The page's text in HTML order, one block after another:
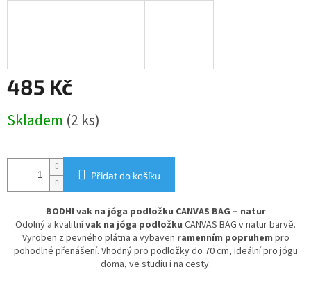
485 Kč
cena:
Skladem (2 ks)
Přidat do košíku
BODHI vak na jóga podložku CANVAS BAG – natur
Odolný a kvalitnívak na jóga podložku CANVAS BAG v natur barvě.
Vyroben z pevného plátna a vybaven ramenním popruhem pro
pohodlné přenášení. Vhodný pro podložky do 70 cm, ideální pro jógu
doma, ve studiu i na cesty.